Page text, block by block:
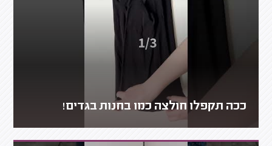
ככה תקפלו חולצה כמו בחנות בגדים!